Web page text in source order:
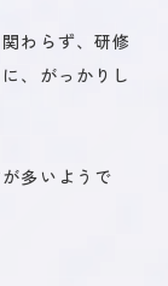
わらず、研修
、がっかりし
多いようで